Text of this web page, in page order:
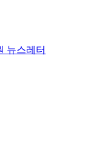
뉴스레터